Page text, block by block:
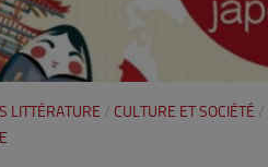
LITTÉRATURE / CULTURE ET SOCIÉTÉ /